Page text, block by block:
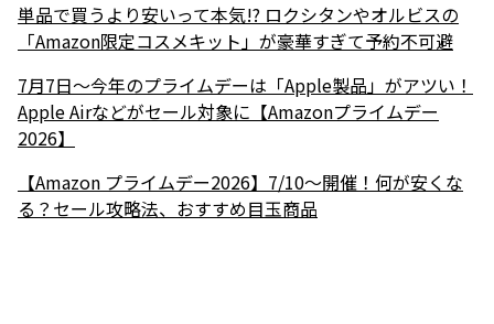
単品で買うより安いって本気!? ロクシタンやオルビスの
「Amazon限定コスメキット」が豪華すぎて予約不可避
7月7日～今年のプライムデーは「Apple製品」がアツい！
Apple Airなどがセール対象に【Amazonプライムデー
2026】
【Amazon プライムデー2026】7/10～開催！何が安くな
る？セール攻略法、おすすめ目玉商品